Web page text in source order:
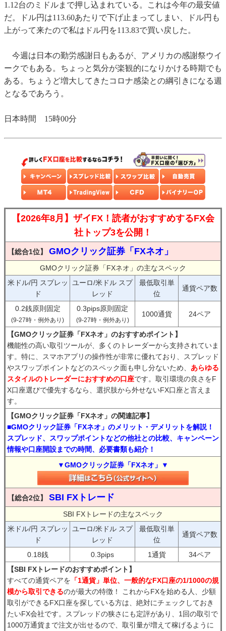
1.12台のミドルまで押し込まれている。これは今年の最安値
だ。ドル円は113.60あたりで下げ止まってしまい、ドル円も
上がって来たので私はドル円を113.83で買い戻した。
今週は日本の勤労感謝日もあるが、アメリカの感謝祭ウイ
ークでもある。ちょっと気分が楽観的になりかける時期でも
ある。ちょうど増大してきたコロナ感染との綱引きになる週
となるであろう。
日本時間 15時00分
【2026年8月】ザイFX！読者がおすすめするFX会
社トップ3を公開！
【総合1位】 GMOクリック証券「FXネオ」
GMOクリック証券「FXネオ」の主なスペック
米ドル/円 スプレッ
ド
ユーロ/米ドル スプ
レッド
最低取引単
位
通貨ペア数
0.2銭原則固定
(9-27時・例外あり)
0.3pips原則固定
(9-27時・例外あり)
1000通貨 24ペア
【GMOクリック証券「FXネオ」のおすすめポイント】
機能性の高い取引ツールが、多くのトレーダーから支持されていま
す。特に、スマホアプリの操作性が非常に優れており、スプレッド
やスワップポイントなどのスペック面も申し分ないため、 あらゆる
スタイルのトレーダーにおすすめの口座です。取引環境の良さをF
X口座選びで優先するなら、選択肢から外せないFX口座と言えま
す。
【GMOクリック証券「FXネオ」の関連記事】
■GMOクリック証券「FXネオ」のメリット・デメリットを解説！
スプレッド、スワップポイントなどの他社との比較、キャンペーン
情報や口座開設までの時間、必要書類も紹介！
▼GMOクリック証券「FXネオ」▼
【総合2位】 SBI FXトレード
SBI FXトレードの主なスペック
米ドル/円 スプレッ
ド
ユーロ/米ドル スプ
レッド
最低取引単
位
通貨ペア数
0.18銭 0.3pips 1通貨
34ペア
【SBI FXトレードのおすすめポイント】
すべての通貨ペアを 「1通貨」単位、一般的なFX口座の1/1000の規
模から取引できるのが最大の特徴！ これからFXを始める人、少額
取引ができるFX口座を探している方は、絶対にチェックしておき
たいFX会社です。スプレッドの狭さにも定評があり、1回の取引で
1000万通貨まで注文が出せるので、取引量が増えて稼げるように